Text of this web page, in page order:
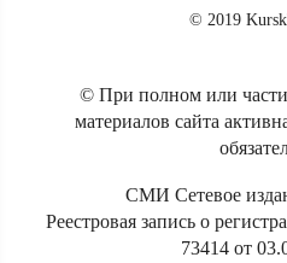
© 2019
© При полном или
материалов сайта
СМИ Сетевое
Реестровая запись о
73414 от